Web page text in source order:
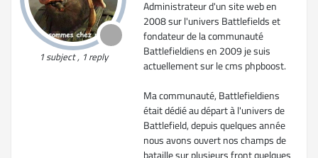
1 subject , 1 reply
Administrateur d'un site web en
2008 sur l'univers Battlefields et
fondateur de la communauté
Battlefieldiens en 2009 je suis
actuellement sur le cms phpboost.
Ma communauté, Battlefieldiens
était dédié au départ à l'univers de
Battlefield, depuis quelques année
nous avons ouvert nos champs de
bataille sur plusieurs front quelques